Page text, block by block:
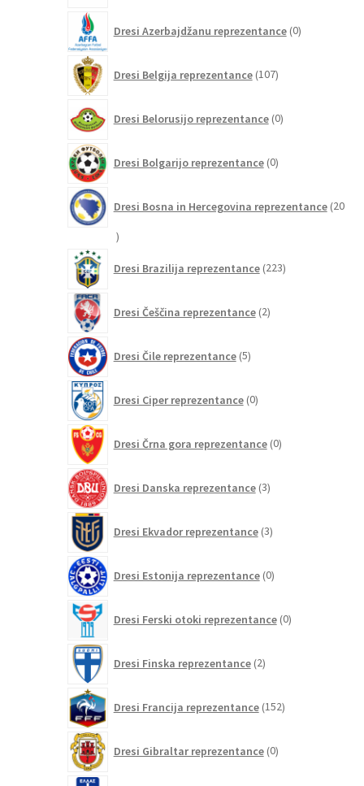
Dresi Azerbajdžanu reprezentance 0izdelkov
Dresi Belgija reprezentance 107izdelkov
Dresi Belorusijo reprezentance 0izdelkov
Dresi Bolgarijo reprezentance 0izdelkov
Dresi Bosna in Hercegovina reprezentance 20
20
Dresi Brazilija reprezentance 223izdelkov
Dresi Češčina reprezentance 2izdelka
Dresi Čile reprezentance 5izdelkov
Dresi Ciper reprezentance 0izdelkov
Dresi Črna gora reprezentance 0izdelkov
Dresi Danska reprezentance 3izdelki
Dresi Ekvador reprezentance 3izdelki
Dresi Estonija reprezentance 0izdelkov
Dresi Ferski otoki reprezentance 0izdelkov
Dresi Finska reprezentance 2izdelka
Dresi Francija reprezentance 152izdelkov
Dresi Gibraltar reprezentance 0izdelkov